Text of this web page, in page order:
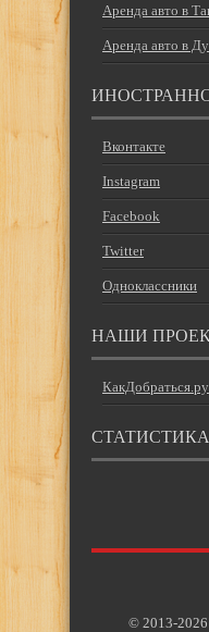
Аренда авто в
Аренда авто в
Вконтакте
Instagram
Facebook
Twitter
Одноклассники
НАШИ
КакДобраться.ру
СТАТИСТИКА
© 2013-2026